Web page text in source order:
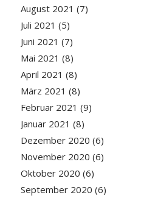
August 2021 (7)
Juli 2021 (5)
Juni 2021 (7)
Mai 2021 (8)
April 2021 (8)
März 2021 (8)
Februar 2021 (9)
Januar 2021 (8)
Dezember 2020 (6)
November 2020 (6)
Oktober 2020 (6)
September 2020 (6)